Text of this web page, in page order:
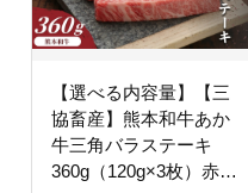
【選べる内容量】【三
協畜産】熊本和牛あか
牛三角バラステーキ
360g（120g×3枚）赤牛